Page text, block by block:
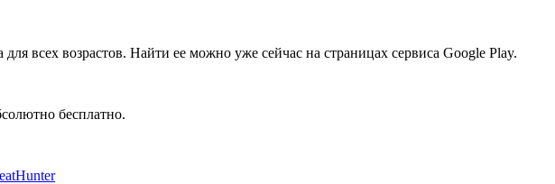
всех возрастов. Найти ее можно уже сейчас на страницах сервиса Google Play.
бесплатно.